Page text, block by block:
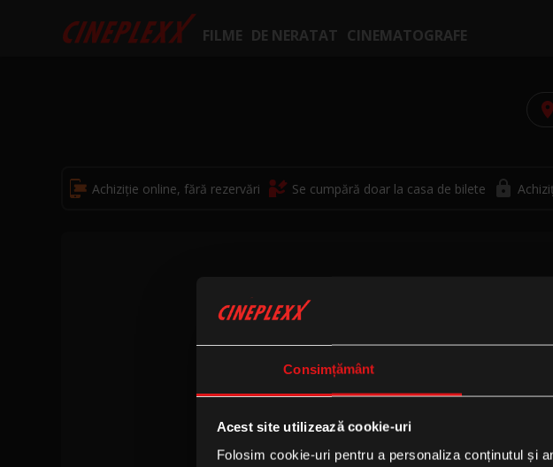
Consimțământ
Acest site utilizează cookie-uri
Folosim cookie-uri pentru a personaliza conținutul și
FILME DE NERATAT CINEMATOGRAFE
Achiziție online, fără rezervări Se cumpără doar la casa de bilete
Nu sunt sesiuni disponibile